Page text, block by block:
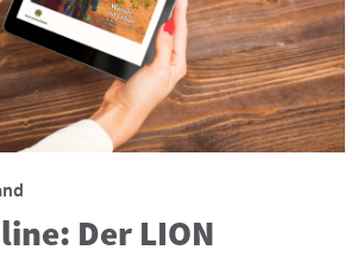
Der LION